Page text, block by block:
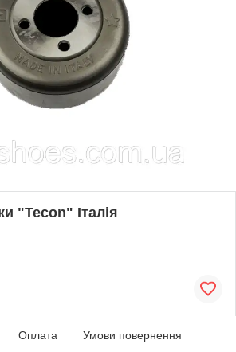
"Tecon" Італія
Оплата Умови повернення